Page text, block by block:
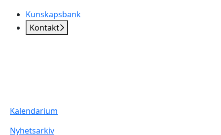
Kunskapsbank
Kontakt
Kalendarium
Nyhetsarkiv